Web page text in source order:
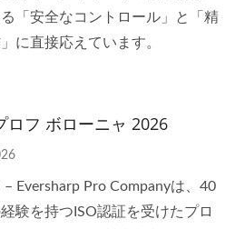
「安全なコントロール」と「精
に直接応えています。
ロフ ボローニャ 2026
– Eversharp Pro Companyは、40
験を持つISO認証を受けたプロ